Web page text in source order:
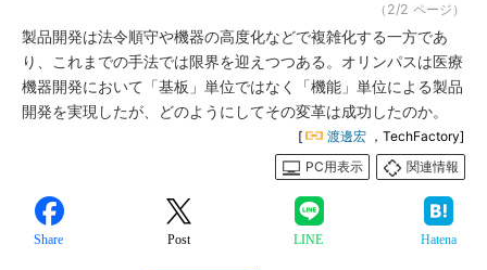
（2/2 ページ）
製品開発は法令順守や機器の高度化などで複雑化する一方であ
り、これまでの手法では限界を迎えつつある。オリンパスは医療
機器開発において「基板」単位ではなく「機能」単位による製品
開発を実現したが、どのようにしてその変革は成功したのか。
[ 渡邊宏 ，TechFactory]
PC用表示
関連情報
Share Post LINE Hatena